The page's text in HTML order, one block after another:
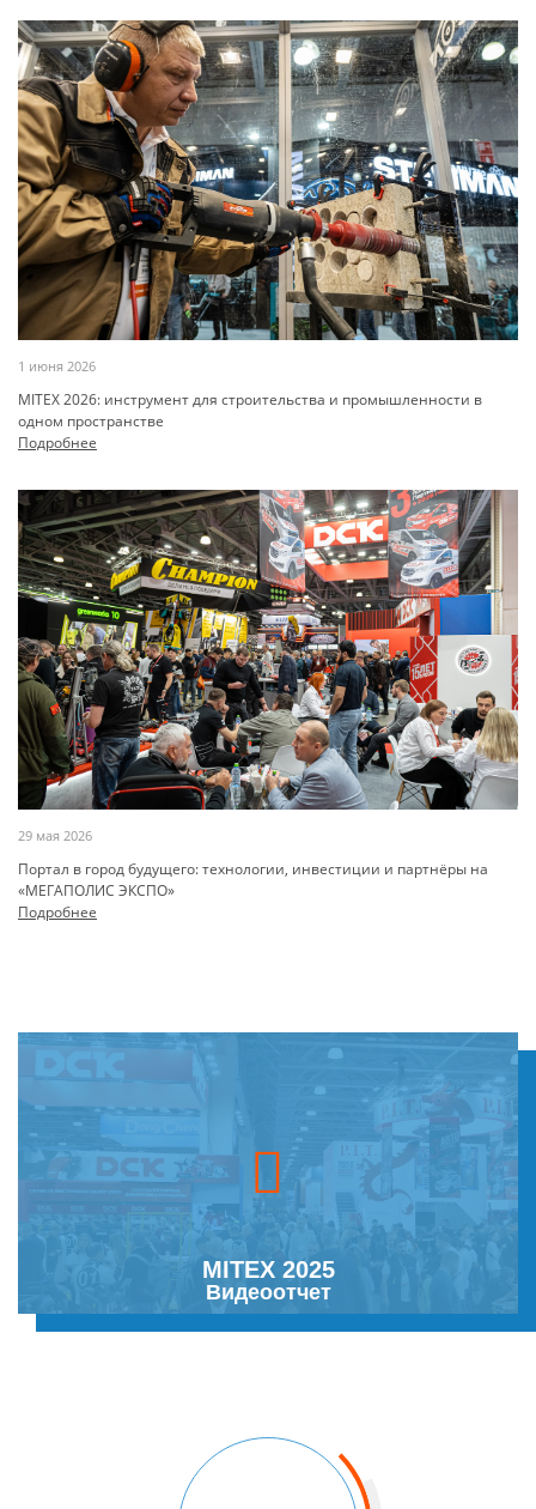
1 июня 2026
MITEX 2026: инструмент для строительства и промышленности в
одном пространстве
Подробнее
29 мая 2026
Портал в город будущего: технологии, инвестиции и партнёры на
«МЕГАПОЛИС ЭКСПО»
Подробнее
MITEX 2025
Видеоотчет